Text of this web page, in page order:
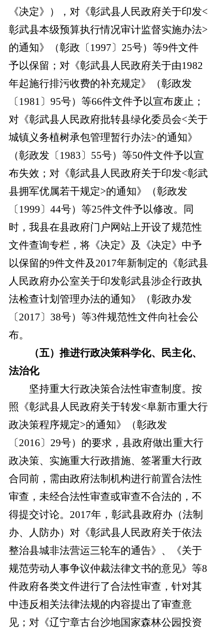
《决定》）， 对《彰武县人民政府关于印发<
彰武县本级预算执行情况审计监督实施办法>
的通知》（彰政〔 1997〕25号）等9件文件
予以保留；对《彰武县人民政府关于由1982
年起施行排污收费的补充规定》（彰政发
〔1981〕95号）等66件文件予以宣布废止；
对《彰武县人民政府批转县绿化委员会<关于
城镇义务植树承包管理暂行办法>的通知》
（彰政发〔 1983〕55号）等50件文件予以宣
布失效；对《彰武县人民政府关于印发<彰武
县拥军优属若干规定>的通知》（彰政发
〔1999〕44号）等25件文件予以修改。同
时，我县在县政府门户网站上开设了规范性
文件查询专栏，将《决定》及《决定》中予
以保留的9件文件及2017年新制定的 《彰武县
人民政府办公室关于印发彰武县涉企行政执
法检查计划管理办法的通知》
（彰政办发
〔2017〕38号）等3件规范性文件向社会公
布。
（五）推进行政决策科学化、民主化、
法治化
坚持重大行政决策合法性审查制度。按
照《彰武县人民政府关于转发<阜新市重大行
政决策程序规定>的通知》（彰政发
〔2016〕29号）的要求， 县政府做出重大行
政决策、实施重大行政措施、签署重大行政
合同前，需由政府法制机构进行前置合法性
审查，未经合法性审查或审查不合法的，不
得提交讨论。 2017年，彰武县政府办（法制
办、人防办） 对《彰武县人民政府关于依法
整治县城非法营运三轮车的通告》、《关于
规范劳动人事争议仲裁法律文书的意见》等8
件政府各类文件进行了合法性审查，针对其
中违反相关法律法规的内容提出了审查意
见；对《辽宁章古台沙地国家森林公园投资